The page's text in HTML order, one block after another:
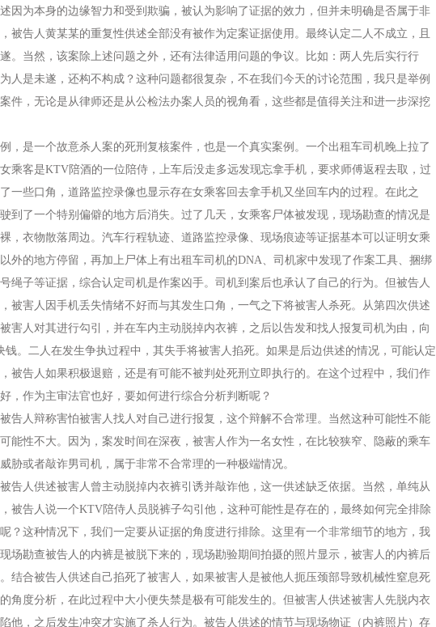
因为本身的边缘智力和受到欺骗，被认为影响了证据的效力，但并未明确是否属于非
被告人黄某某的重复性供述全部没有被作为定案证据使用。最终认定二人不成立，且
。当然，该案除上述问题之外，还有法律适用问题的争议。比如：两人先后实行行
人是未遂，还构不构成？这种问题都很复杂，不在我们今天的讨论范围，我只是举例
件，无论是从律师还是从公检法办案人员的视角看，这些都是值得关注和进一步深挖
是一个故意杀人案的死刑复核案件，也是一个真实案例。一个出租车司机晚上拉了
乘客是KTV陪酒的一位陪侍，上车后没走多远发现忘拿手机，要求师傅返程去取，过
一些口角，道路监控录像也显示存在女乘客回去拿手机又坐回车内的过程。在此之
到了一个特别偏僻的地方后消失。过了几天，女乘客尸体被发现，现场勘查的情况是
，衣物散落周边。汽车行程轨迹、道路监控录像、现场痕迹等证据基本可以证明女乘
外的地方停留，再加上尸体上有出租车司机的DNA、司机家中发现了作案工具、捆绑
绳子等证据，综合认定司机是作案凶手。司机到案后也承认了自己的行为。但被告人
被害人因手机丢失情绪不好而与其发生口角，一气之下将被害人杀死。从第四次供述
害人对其进行勾引，并在车内主动脱掉内衣裤，之后以告发和找人报复司机为由，向
钱。二人在发生争执过程中，其失手将被害人掐死。如果是后边供述的情况，可能认定
被告人如果积极退赔，还是有可能不被判处死刑立即执行的。在这个过程中，我们作
，作为主审法官也好，要如何进行综合分析判断呢？
人辩称害怕被害人找人对自己进行报复，这个辩解不合常理。当然这种可能性不能
能性不大。因为，案发时间在深夜，被害人作为一名女性，在比较狭窄、隐蔽的乘车
胁或者敲诈男司机，属于非常不合常理的一种极端情况。
人供述被害人曾主动脱掉内衣裤引诱并敲诈他，这一供述缺乏依据。当然，单纯从
被告人说一个KTV陪侍人员脱裤子勾引他，这种可能性是存在的，最终如何完全排除
？这种情况下，我们一定要从证据的角度进行排除。这里有一个非常细节的地方，我
场勘查被告人的内裤是被脱下来的，现场勘验期间拍摄的照片显示，被害人的内裤后
结合被告人供述自己掐死了被害人，如果被害人是被他人扼压颈部导致机械性窒息死
角度分析，在此过程中大小便失禁是极有可能发生的。但被害人供述被害人先脱内衣
他，之后发生冲突才实施了杀人行为。被告人供述的情节与现场物证（内裤照片）存